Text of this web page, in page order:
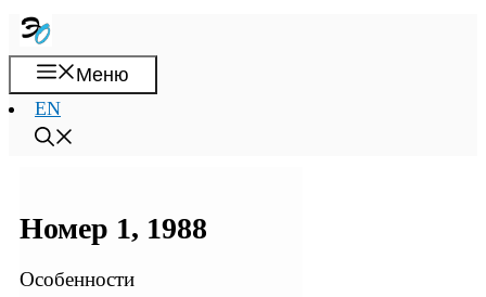
Меню
EN
Номер 1, 1988
Особенности